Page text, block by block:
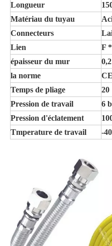
Longueur
Matériau du tuyau
Connecteurs
Lien
F
épaisseur du mur
la norme
Temps de pliage
20
Pression de travail
6
Pression d'éclatement
Tmperature de travail
-